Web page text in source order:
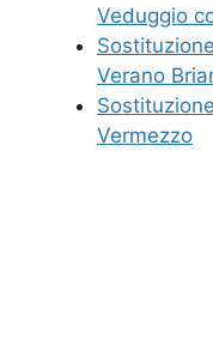
Veduggio
Verano
Vermezzo